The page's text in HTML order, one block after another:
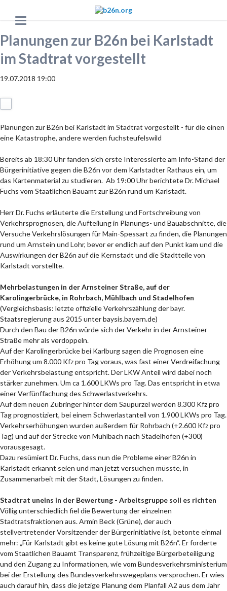
Planungen zur B26n bei Karlstadt
im Stadtrat vorgestellt
19.07.2018 19:00
Planungen zur B26n bei Karlstadt im Stadtrat vorgestellt - für die einen
eine Katastrophe, andere werden fuchsteufelswild
Bereits ab 18:30 Uhr fanden sich erste Interessierte am Info-Stand der
Bürgerinitiative gegen die B26n vor dem Karlstadter Rathaus ein, um
das Kartenmaterial zu studieren. Ab 19:00 Uhr berichtete Dr. Michael
Fuchs vom Staatlichen Bauamt zur B26n rund um Karlstadt.
Herr Dr. Fuchs erläuterte die Erstellung und Fortschreibung von
Verkehrsprognosen, die Aufteilung in Planungs- und Bauabschnitte, die
Versuche Verkehrslösungen für Main-Spessart zu finden, die Planungen
rund um Arnstein und Lohr, bevor er endlich auf den Punkt kam und die
Auswirkungen der B26n auf die Kernstadt und die Stadtteile von
Karlstadt vorstellte.
Mehrbelastungen in der Arnsteiner Straße, auf der
Karolingerbrücke, in Rohrbach, Mühlbach und Stadelhofen
(Vergleichsbasis: letzte offizielle Verkehrszählung der bayr.
Staatsregierung aus 2015 unter baysis.bayern.de)
Durch den Bau der B26n würde sich der Verkehr in der Arnsteiner
Straße mehr als verdoppeln.
Auf der Karolingerbrücke bei Karlburg sagen die Prognosen eine
Erhöhung um 8.000 Kfz pro Tag voraus, was fast einer Verdreifachung
der Verkehrsbelastung entspricht. Der LKW Anteil wird dabei noch
stärker zunehmen. Um ca 1.600 LKWs pro Tag. Das entspricht in etwa
einer Verfünffachung des Schwerlastverkehrs.
Auf dem neuen Zubringer hinter dem Saupurzel werden 8.300 Kfz pro
Tag prognostiziert, bei einem Schwerlastanteil von 1.900 LKWs pro Tag.
Verkehrserhöhungen wurden außerdem für Rohrbach (+2.600 Kfz pro
Tag) und auf der Strecke von Mühlbach nach Stadelhofen (+300)
vorausgesagt.
Dazu resümiert Dr. Fuchs, dass nun die Probleme einer B26n in
Karlstadt erkannt seien und man jetzt versuchen müsste, in
Zusammenarbeit mit der Stadt, Lösungen zu finden.
Stadtrat uneins in der Bewertung - Arbeitsgruppe soll es richten
Völlig unterschiedlich fiel die Bewertung der einzelnen
Stadtratsfraktionen aus. Armin Beck (Grüne), der auch
stellvertretender Vorsitzender der Bürgerinitiative ist, betonte einmal
mehr: „Für Karlstadt gibt es keine gute Lösung mit B26n“. Er forderte
vom Staatlichen Bauamt Transparenz, frühzeitige Bürgerbeteiligung
und den Zugang zu Informationen, wie vom Bundesverkehrsministerium
bei der Erstellung des Bundesverkehrswegeplans versprochen. Er wies
auch darauf hin, dass die jetzige Planung dem Planfall A2 aus dem Jahr